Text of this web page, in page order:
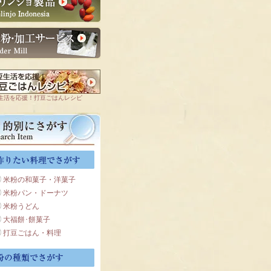
活を応援！打豆ごはんレシピ
米粉の和菓子・洋菓子
米粉パン・ドーナツ
米粉うどん
大福餅･餅菓子
打豆ごはん・料理